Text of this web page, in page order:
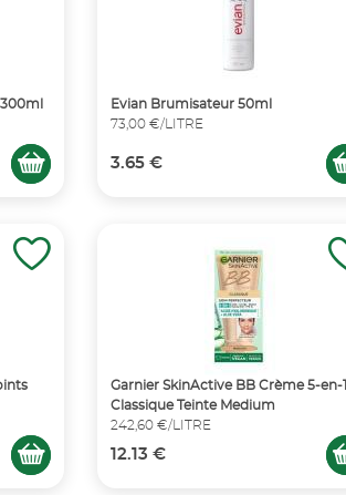
Evian Brumisateur 50ml
73,00 €/LITRE
3.65 €
Garnier SkinActive BB Crème 5-en-1
Classique Teinte Medium
242,60 €/LITRE
12.13 €